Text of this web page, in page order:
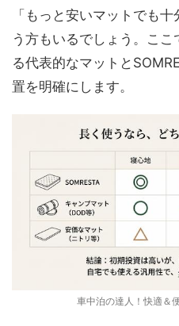
「もっと安いマットでも
う方もいるでしょう。こ
る代表的なマットと
置を明確にします。
車中泊の達人！快適＆